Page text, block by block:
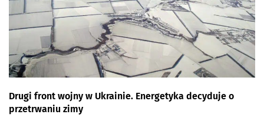
Drugi front wojny w Ukrainie. Energetyka decyduje o
przetrwaniu zimy